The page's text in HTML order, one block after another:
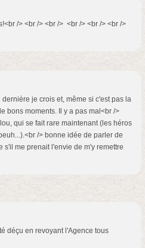
/> <br /> <br /> <br /> <br /> <br />
je crois et, même si c'est pas la
bons moments. Il y a pas mal<br />
qui se fait rare maintenant (les héros
/> bonne idée de parler de
me prenait l'envie de m'y remettre
déçu en revoyant l'Agence tous